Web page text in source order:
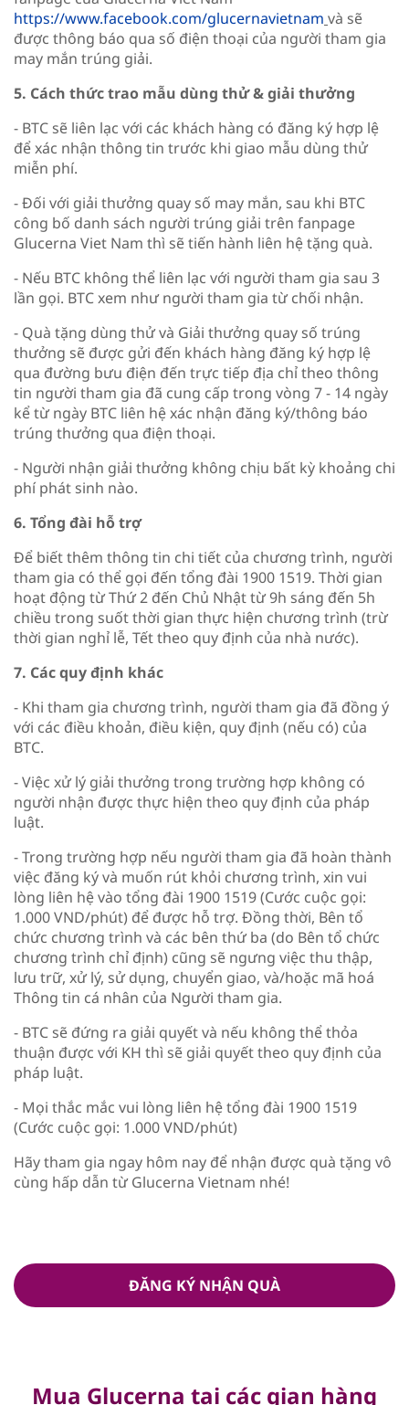
https://www.facebook.com/glucernavietnam và sẽ
được thông báo qua số điện thoại của người tham gia
may mắn trúng giải.
5. Cách thức trao mẫu dùng thử & giải thưởng
- BTC sẽ liên lạc với các khách hàng có đăng ký hợp lệ
để xác nhận thông tin trước khi giao mẫu dùng thử
miễn phí.
- Đối với giải thưởng quay số may mắn, sau khi BTC
công bố danh sách người trúng giải trên fanpage
Glucerna Viet Nam thì sẽ tiến hành liên hệ tặng quà.
- Nếu BTC không thể liên lạc với người tham gia sau 3
lần gọi. BTC xem như người tham gia từ chối nhận.
- Quà tặng dùng thử và Giải thưởng quay số trúng
thưởng sẽ được gửi đến khách hàng đăng ký hợp lệ
qua đường bưu điện đến trực tiếp địa chỉ theo thông
tin người tham gia đã cung cấp trong vòng 7 - 14 ngày
kể từ ngày BTC liên hệ xác nhận đăng ký/thông báo
trúng thưởng qua điện thoại.
- Người nhận giải thưởng không chịu bất kỳ khoảng chi
phí phát sinh nào.
6. Tổng đài hỗ trợ
Để biết thêm thông tin chi tiết của chương trình, người
tham gia có thể gọi đến tổng đài 1900 1519. Thời gian
hoạt động từ Thứ 2 đến Chủ Nhật từ 9h sáng đến 5h
chiều trong suốt thời gian thực hiện chương trình (trừ
thời gian nghỉ lễ, Tết theo quy định của nhà nước).
7. Các quy định khác
- Khi tham gia chương trình, người tham gia đã đồng ý
với các điều khoản, điều kiện, quy định (nếu có) của
BTC.
- Việc xử lý giải thưởng trong trường hợp không có
người nhận được thực hiện theo quy định của pháp
luật.
- Trong trường hợp nếu người tham gia đã hoàn thành
việc đăng ký và muốn rút khỏi chương trình, xin vui
lòng liên hệ vào tổng đài 1900 1519 (Cước cuộc gọi:
1.000 VND/phút) để được hỗ trợ. Đồng thời, Bên tổ
chức chương trình và các bên thứ ba (do Bên tổ chức
chương trình chỉ định) cũng sẽ ngưng việc thu thập,
lưu trữ, xử lý, sử dụng, chuyển giao, và/hoặc mã hoá
Thông tin cá nhân của Người tham gia.
- BTC sẽ đứng ra giải quyết và nếu không thể thỏa
thuận được với KH thì sẽ giải quyết theo quy định của
pháp luật.
- Mọi thắc mắc vui lòng liên hệ tổng đài 1900 1519
(Cước cuộc gọi: 1.000 VND/phút)
Hãy tham gia ngay hôm nay để nhận được quà tặng vô
cùng hấp dẫn từ Glucerna Vietnam nhé!
ĐĂNG KÝ NHẬN QUÀ
Mua Glucerna tại các gian hàng